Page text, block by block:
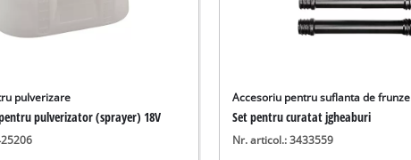
pulverizare
pulverizator (sprayer) 18V
Accesoriu pentru suflanta de frunze
Set pentru curatat jgheaburi
Nr. articol.: 3433559